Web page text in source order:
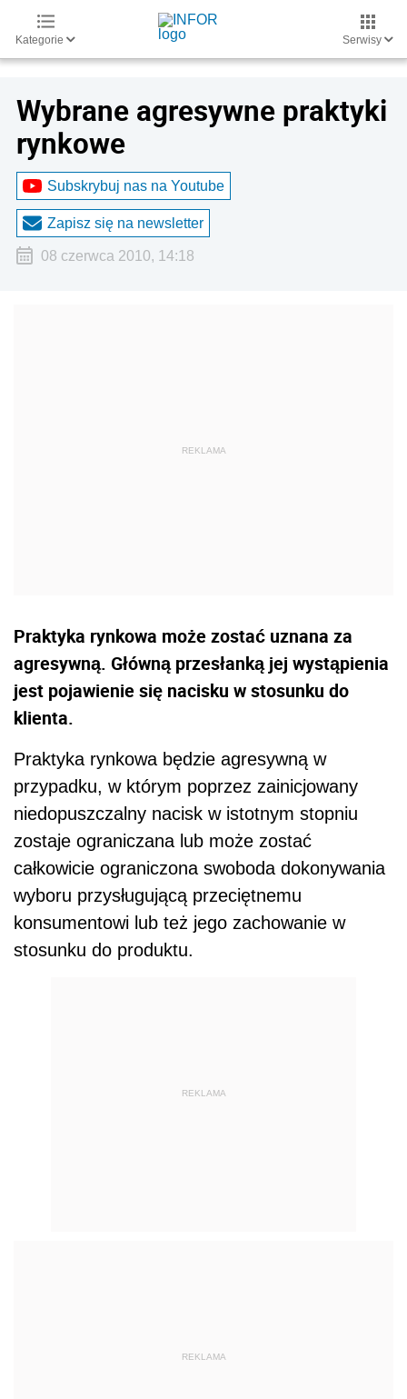
Kategorie Serwisy
Wybrane agresywne praktyki
rynkowe
Subskrybuj nas na Youtube
Zapisz się na newsletter
08 czerwca 2010, 14:18
Praktyka rynkowa może zostać uznana za
agresywną. Główną przesłanką jej wystąpienia
jest pojawienie się nacisku w stosunku do
klienta.
Praktyka rynkowa będzie agresywną w
przypadku, w którym poprzez zainicjowany
niedopuszczalny nacisk w istotnym stopniu
zostaje ograniczana lub może zostać
całkowicie ograniczona swoboda dokonywania
wyboru przysługującą przeciętnemu
konsumentowi lub też jego zachowanie w
stosunku do produktu.
REKLAMA
REKLAMA